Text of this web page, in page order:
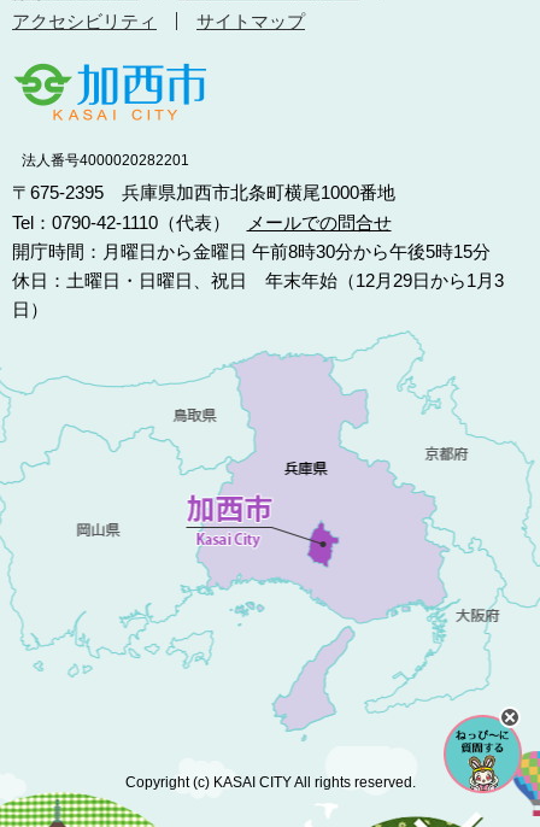
アクセシビリティ
サイトマップ
法人番号4000020282201
〒675-2395 兵庫県加西市北条町横尾1000番地
Tel：0790-42-1110（代表）
メールでの問合せ
開庁時間：月曜日から金曜日 午前8時30分から午後5時15分
休日：土曜日・日曜日、祝日 年末年始（12月29日から1月3
日）
Copyright (c) KASAI CITY All rights reserved.